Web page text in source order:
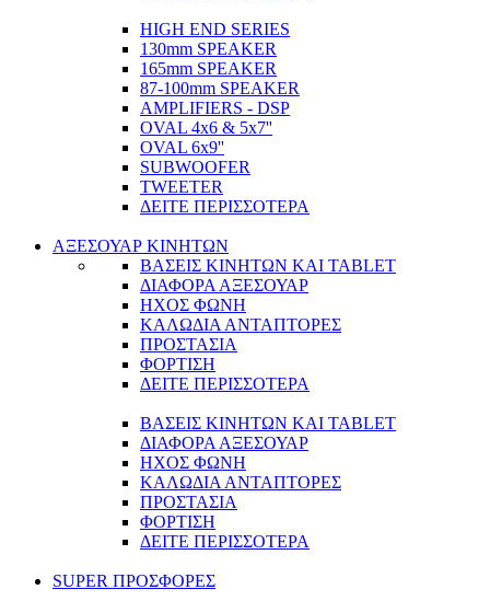
HIGH END SERIES
130mm SPEAKER
165mm SPEAKER
87-100mm SPEAKER
AMPLIFIERS - DSP
OVAL 4x6 & 5x7''
OVAL 6x9''
SUBWOOFER
TWEETER
ΔΕΙΤΕ ΠΕΡΙΣΣΟΤΕΡΑ
ΑΞΕΣΟΥΑΡ ΚΙΝΗΤΩΝ
ΒΑΣΕΙΣ ΚΙΝΗΤΩΝ ΚΑΙ TABLET
ΔΙΑΦΟΡΑ ΑΞΕΣΟΥΑΡ
ΗΧΟΣ ΦΩΝΗ
ΚΑΛΩΔΙΑ ΑΝΤΑΠΤΟΡΕΣ
ΠΡΟΣΤΑΣΙΑ
ΦΟΡΤΙΣΗ
ΔΕΙΤΕ ΠΕΡΙΣΣΟΤΕΡΑ
ΒΑΣΕΙΣ ΚΙΝΗΤΩΝ ΚΑΙ TABLET
ΔΙΑΦΟΡΑ ΑΞΕΣΟΥΑΡ
ΗΧΟΣ ΦΩΝΗ
ΚΑΛΩΔΙΑ ΑΝΤΑΠΤΟΡΕΣ
ΠΡΟΣΤΑΣΙΑ
ΦΟΡΤΙΣΗ
ΔΕΙΤΕ ΠΕΡΙΣΣΟΤΕΡΑ
SUPER ΠΡΟΣΦΟΡΕΣ